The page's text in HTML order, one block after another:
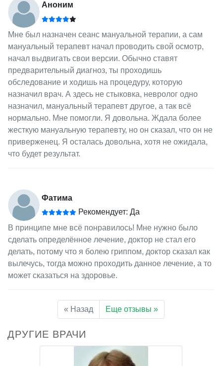
Аноним
Мне был назначен сеанс мануальной терапии, а сам
мануальный терапевт начал проводить свой осмотр,
начал выдвигать свои версии. Обычно ставят
предварительный диагноз, ты проходишь
обследование и ходишь на процедуру, которую
назначил врач. А здесь не стыковка, невролог одно
назначил, мануальный терапевт другое, а так всё
нормально. Мне помогли. Я довольна. Ждала более
жесткую мануальную терапевту, но он сказал, что он не
приверженец. Я осталась довольна, хотя не ожидала,
что будет результат.
Фатима
Рекомендует: Да
В принципе мне всё понравилось! Мне нужно было
сделать определённое лечение, доктор не стал его
делать, потому что я болею гриппом, доктор сказал как
вылечусь, тогда можно проходить данное лечение, а то
может сказаться на здоровье.
« Назад Еще отзывы »
ДРУГИЕ ВРАЧИ